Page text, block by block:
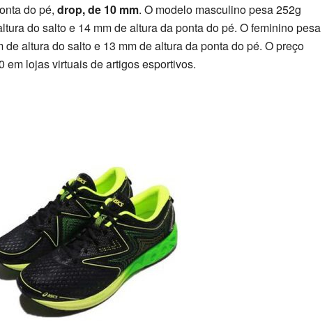
do pé, drop, de 10 mm. O modelo masculino pesa 252g
do salto e 14 mm de altura da ponta do pé. O feminino pesa
altura do salto e 13 mm de altura da ponta do pé. O preço
em lojas virtuais de artigos esportivos.